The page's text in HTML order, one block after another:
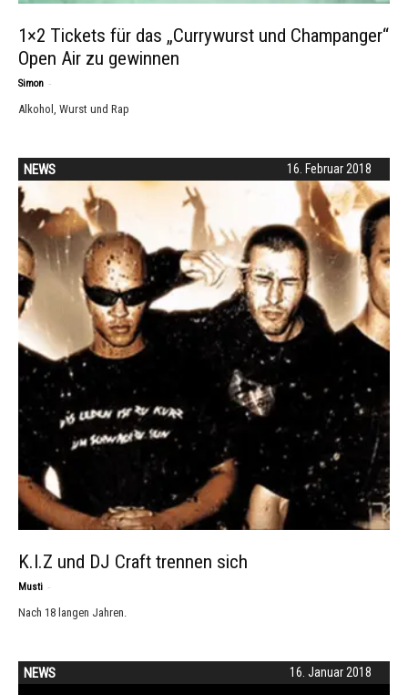
1×2 Tickets für das „Currywurst und Champanger“
Open Air zu gewinnen
Simon -
Alkohol, Wurst und Rap
16. Februar 2018
NEWS
K.I.Z und DJ Craft trennen sich
Musti -
Nach 18 langen Jahren.
16. Januar 2018
NEWS